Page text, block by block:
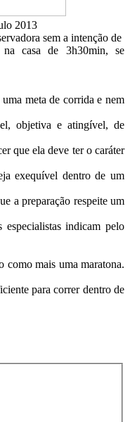
2013
sem a intenção de
casa de 3h30min, se
meta de corrida e nem
objetiva e atingível, de
que ela deve ter o caráter
exequível dentro de um
a preparação respeite um
especialistas indicam pelo
como mais uma maratona.
para correr dentro de